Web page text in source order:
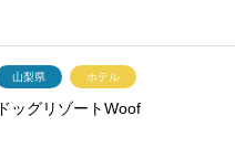
山梨県 ホテル
ドッグリゾートWoof